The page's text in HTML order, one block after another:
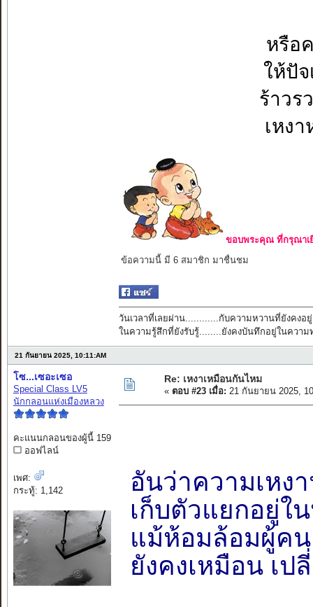
หรือ
ให้ปั
ร้าวร
เหง
ขอบพระคุณ ที่กรุณาเ
ข้อความนี้ มี 6 สมาชิก มาชื่นชม
วันเวลาที่เลยผ่าน............กับความหวานที่ยังคงอยู่
ในความรู้สึกที่ยังรับรู้........ยังคงบันทึกอยู่ในความ
21 กันยายน 2025, 10:11:AM
โซ...เซอะเซอ
Special Class LV5
นักกลอนแห่งเมืองหลวง
คะแนนกลอนของผู้นี้ 159
ออฟไลน์
เพศ:
กระทู้: 1,142
Re: เหงาเหมือนกันไหม
« ตอบ #23 เมื่อ: 21 กันยายน 2025,
อันว่าความเหง
เก็บตัวแยกอยู่ใ
แม้ห้อมล้อมผู้ค
ยังคงเหมือน เป